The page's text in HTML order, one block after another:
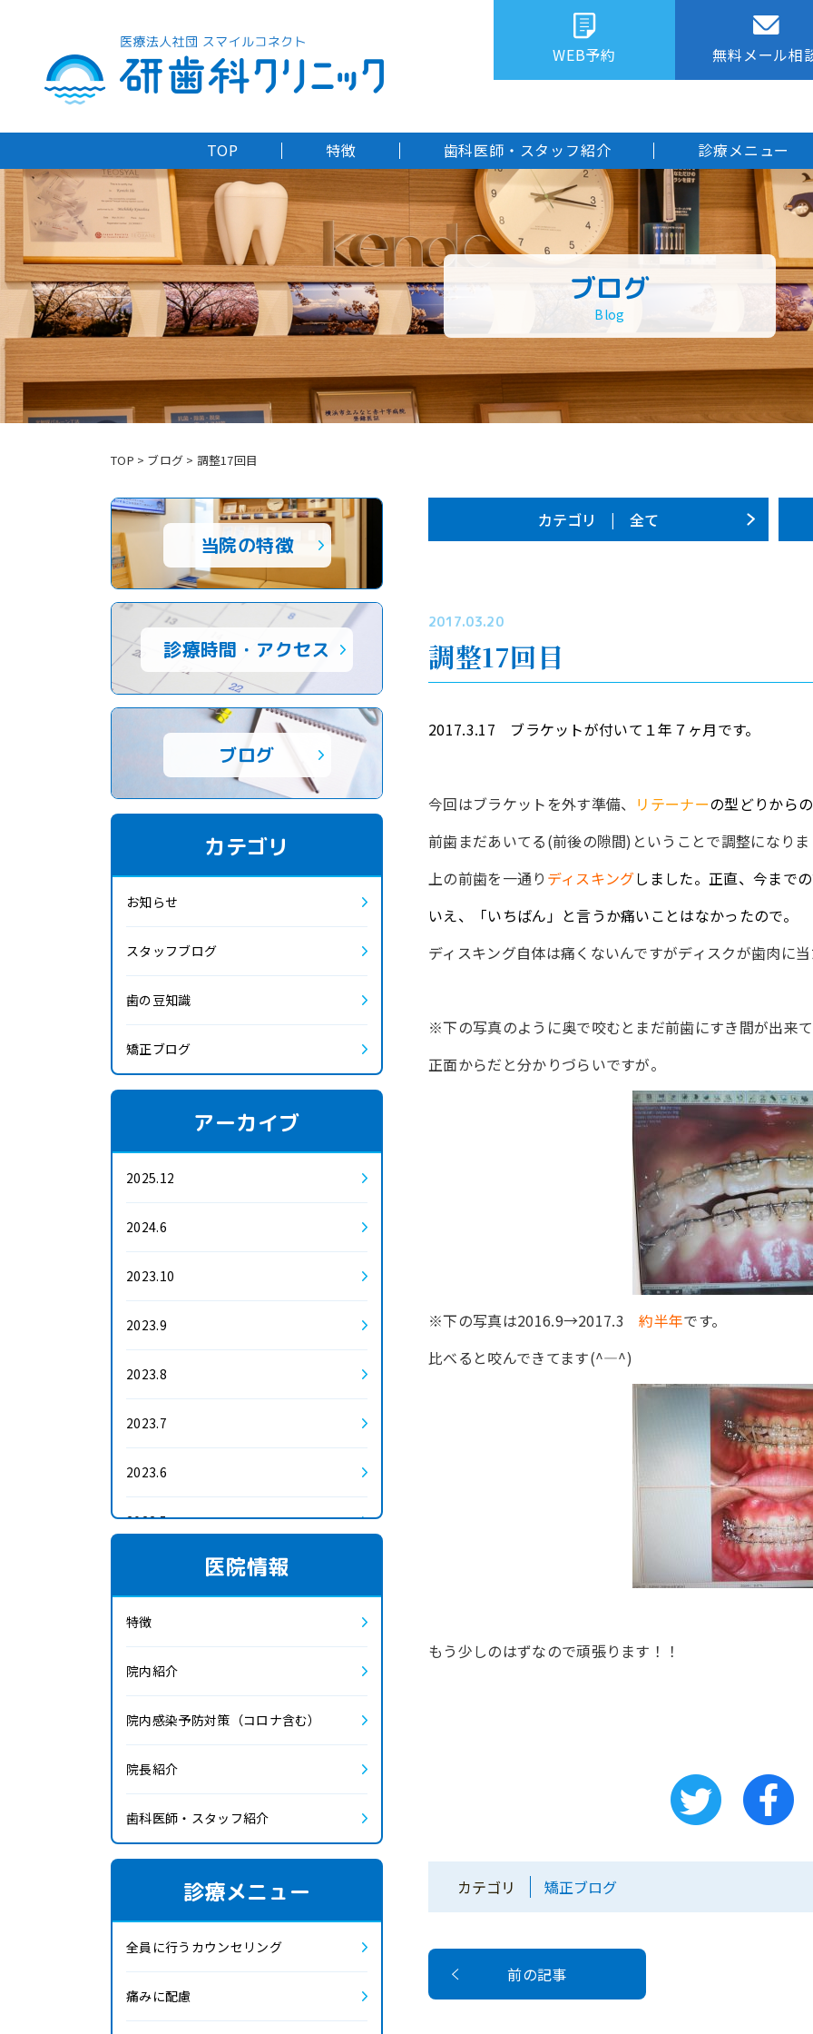
WEB予約 無料メール相
TOP 特徴 歯科医師・スタッフ紹介 診療メニュー
ブログ
Blog
TOP > ブログ > 調整17回目
カテゴリ | 全て
2017.03.20
調整17回目
2017.3.17 ブラケットが付いて１年７ヶ月です。
今回はブラケットを外す準備、 リテーナーの型どりから
前歯まだあいてる(前後の隙間)ということで調整になり
上の前歯を一通り ディスキングしました。正直、今まで
いえ、「いちばん」と言うか痛いことはなかったので。
ディスキング自体は痛くないんですがディスクが歯肉に
※下の写真のように奥で咬むとまだ前歯にすき間が出来
正面からだと分かりづらいですが。
※下の写真は2016.9→2017.3約半年です。
比べると咬んできてます(^―^)
もう少しのはずなので頑張ります！！
カテゴリ 矯正ブログ
前の記事
当院の特徴
診療時間・アクセス
ブログ
カテゴリ
お知らせ
スタッフブログ
歯の豆知識
矯正ブログ
アーカイブ
2025.12
2024.6
2023.10
2023.9
2023.8
2023.7
2023.6
2023.5
2023.3
2023.2
2022.12
2022.11
2022.10
2022.9
医院情報
特徴
院内紹介
院内感染予防対策（コロナ含む）
院長紹介
歯科医師・スタッフ紹介
診療メニュー
全員に行うカウンセリング
痛みに配慮